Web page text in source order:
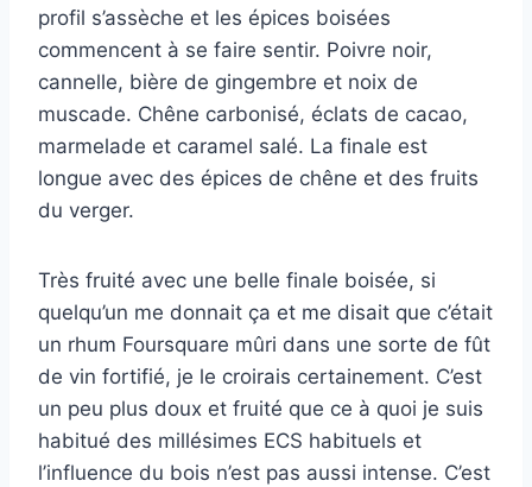
profil s’assèche et les épices boisées
commencent à se faire sentir. Poivre noir,
cannelle, bière de gingembre et noix de
muscade. Chêne carbonisé, éclats de cacao,
marmelade et caramel salé. La finale est
longue avec des épices de chêne et des fruits
du verger.
Très fruité avec une belle finale boisée, si
quelqu’un me donnait ça et me disait que c’était
un rhum Foursquare mûri dans une sorte de fût
de vin fortifié, je le croirais certainement. C’est
un peu plus doux et fruité que ce à quoi je suis
habitué des millésimes ECS habituels et
l’influence du bois n’est pas aussi intense. C’est